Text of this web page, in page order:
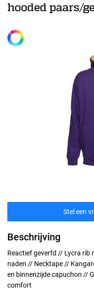
hooded paars/
Stel een
Beschrijving
Reactief geverfd // Lycra rib
naden // Necktape //
en binnenzijde capuchon //
comfort